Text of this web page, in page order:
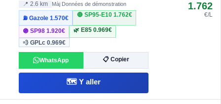
📍 2.6 km Màj Données de démonstration
⛽ Gazole1.570€
🔴 SP95-E10 1.762€
🟣 SP981.920€ 🌿 E85 0.969€
💨 GPLc0.969€
WhatsApp 📋 Copier
🗺️ Y aller
1.762
€/L